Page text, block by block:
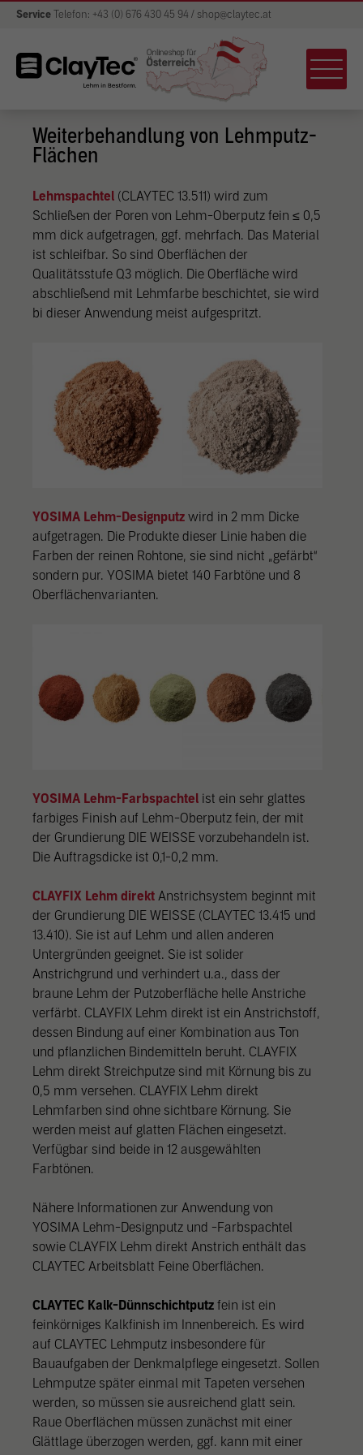
Service Telefon: +43 (0) 676 430 45 94 / shop@claytec.at
Weiterbehandlung von Lehmputz-
Flächen
Lehmspachtel (CLAYTEC 13.511) wird zum
Schließen der Poren von Lehm-Oberputz fein ≤ 0,5
mm dick aufgetragen, ggf. mehrfach. Das Material
ist schleifbar. So sind Oberflächen der
Qualitätsstufe Q3 möglich. Die Oberfläche wird
abschließend mit Lehmfarbe beschichtet, sie wird
bi dieser Anwendung meist aufgespritzt.
YOSIMA Lehm-Designputz wird in 2 mm Dicke
aufgetragen. Die Produkte dieser Linie haben die
Farben der reinen Rohtone, sie sind nicht „gefärbt“
sondern pur. YOSIMA bietet 140 Farbtöne und 8
Oberflächenvarianten.
YOSIMA Lehm-Farbspachtel ist ein sehr glattes
farbiges Finish auf Lehm-Oberputz fein, der mit
der Grundierung DIE WEISSE vorzubehandeln ist.
Die Auftragsdicke ist 0,1-0,2 mm.
CLAYFIX Lehm direkt Anstrichsystem beginnt mit
der Grundierung DIE WEISSE (CLAYTEC 13.415 und
13.410). Sie ist auf Lehm und allen anderen
Untergründen geeignet. Sie ist solider
Anstrichgrund und verhindert u.a., dass der
braune Lehm der Putzoberfläche helle Anstriche
verfärbt. CLAYFIX Lehm direkt ist ein Anstrichstoff,
dessen Bindung auf einer Kombination aus Ton
und pflanzlichen Bindemitteln beruht. CLAYFIX
Lehm direkt Streichputze sind mit Körnung bis zu
0,5 mm versehen. CLAYFIX Lehm direkt
Lehmfarben sind ohne sichtbare Körnung. Sie
werden meist auf glatten Flächen eingesetzt.
Verfügbar sind beide in 12 ausgewählten
Farbtönen.
Nähere Informationen zur Anwendung von
YOSIMA Lehm-Designputz und -Farbspachtel
sowie CLAYFIX Lehm direkt Anstrich enthält das
CLAYTEC Arbeitsblatt Feine Oberflächen.
CLAYTEC Kalk-Dünnschichtputz fein ist ein
feinkörniges Kalkfinish im Innenbereich. Es wird
auf CLAYTEC Lehmputz insbesondere für
Bauaufgaben der Denkmalpflege eingesetzt. Sollen
Lehmputze später einmal mit Tapeten versehen
werden, so müssen sie ausreichend glatt sein.
Raue Oberflächen müssen zunächst mit einer
Glättlage überzogen werden, ggf. kann mit einer